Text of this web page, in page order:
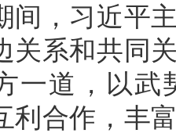
间，习近平
关系和共同
一道，以武
利合作，丰